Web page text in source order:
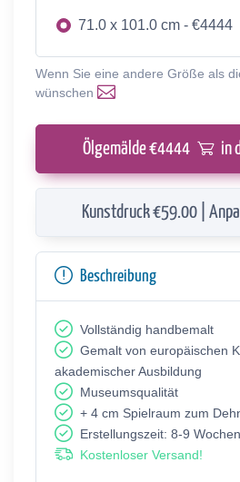
71.0 x 101.0 cm - €4444
Wenn Sie eine andere Größe als
wünschen
Ölgemälde €4444 in
Kunstdruck €59.00 |
Beschreibung
Vollständig handbemalt
Gemalt von europäischen
akademischer Ausbildung
Museumsqualität
+ 4 cm Spielraum zum
Erstellungszeit: 8-9 Wochen
Kostenloser Versand!